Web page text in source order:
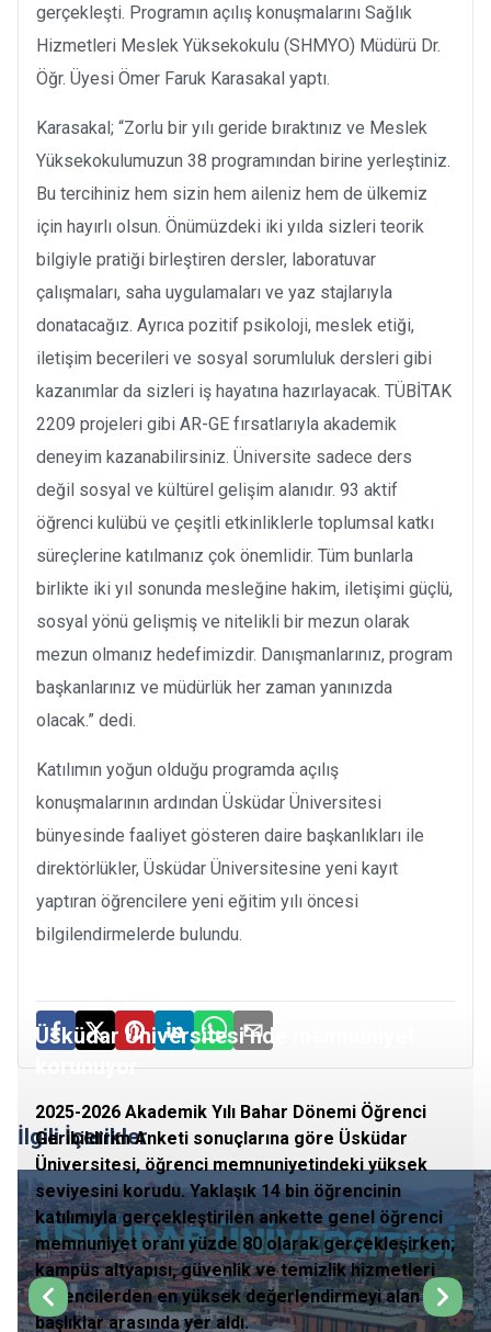
gerçekleşti. Programın açılış konuşmalarını Sağlık
Hizmetleri Meslek Yüksekokulu (SHMYO) Müdürü Dr.
Öğr. Üyesi Ömer Faruk Karasakal yaptı.
Karasakal; “Zorlu bir yılı geride bıraktınız ve Meslek
Yüksekokulumuzun 38 programından birine yerleştiniz.
Bu tercihiniz hem sizin hem aileniz hem de ülkemiz
için hayırlı olsun. Önümüzdeki iki yılda sizleri teorik
bilgiyle pratiği birleştiren dersler, laboratuvar
çalışmaları, saha uygulamaları ve yaz stajlarıyla
donatacağız. Ayrıca pozitif psikoloji, meslek etiği,
iletişim becerileri ve sosyal sorumluluk dersleri gibi
kazanımlar da sizleri iş hayatına hazırlayacak. TÜBİTAK
2209 projeleri gibi AR-GE fırsatlarıyla akademik
deneyim kazanabilirsiniz. Üniversite sadece ders
değil sosyal ve kültürel gelişim alanıdır. 93 aktif
öğrenci kulübü ve çeşitli etkinliklerle toplumsal katkı
süreçlerine katılmanız çok önemlidir. Tüm bunlarla
birlikte iki yıl sonunda mesleğine hakim, iletişimi güçlü,
sosyal yönü gelişmiş ve nitelikli bir mezun olarak
mezun olmanız hedefimizdir. Danışmanlarınız, program
başkanlarınız ve müdürlük her zaman yanınızda
olacak.” dedi.
Katılımın yoğun olduğu programda açılış
konuşmalarının ardından Üsküdar Üniversitesi
bünyesinde faaliyet gösteren daire başkanlıkları ile
direktörlükler, Üsküdar Üniversitesine yeni kayıt
yaptıran öğrencilere yeni eğitim yılı öncesi
bilgilendirmelerde bulundu.
İlgili İçerikler
Üsküdar Üniversitesi’nde memnuniyet
korunuyor
2025-2026 Akademik Yılı Bahar Dönemi Öğrenci
Geribildirim Anketi sonuçlarına göre Üsküdar
Üniversitesi, öğrenci memnuniyetindeki yüksek
seviyesini korudu. Yaklaşık 14 bin öğrencinin
katılımıyla gerçekleştirilen ankette genel öğrenci
memnuniyet oranı yüzde 80 olarak gerçekleşirken;
kampüs altyapısı, güvenlik ve temizlik hizmetleri
öğrencilerden en yüksek değerlendirmeyi alan
başlıklar arasında yer aldı.